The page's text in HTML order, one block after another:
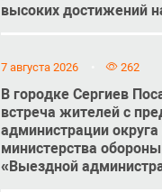
высоких достижений
7 августа 2026 262
В городке Сергиев
встреча жителей с
администрации
министерства
«Выездной